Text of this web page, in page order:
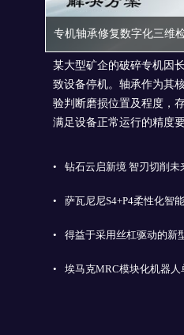
专机轴承修复数字化三维
某大型矿企的破碎专机因
致设备停机。轴承作为其
验判断磨损位置及程度，
满足设备正常运行的精度
• 钻石云启新境 智刃切削
• 萨瓦尼尼S4+P4柔性化智
• 得益于采用丝杠驱动的新
• 埃马克MRC模块化机器